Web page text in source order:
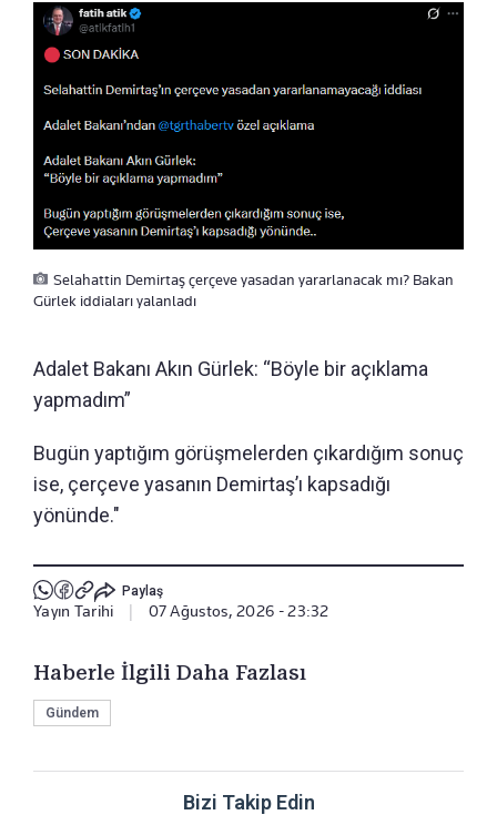
Selahattin Demirtaş çerçeve yasadan yararlanacak mı? Bakan
Gürlek iddiaları yalanladı
Adalet Bakanı Akın Gürlek: “Böyle bir açıklama
yapmadım”
Bugün yaptığım görüşmelerden çıkardığım sonuç
ise, çerçeve yasanın Demirtaş’ı kapsadığı
yönünde."
Paylaş
Yayın Tarihi 07 Ağustos, 2026 - 23:32
Haberle İlgili Daha Fazlası
Gündem
Bizi Takip Edin